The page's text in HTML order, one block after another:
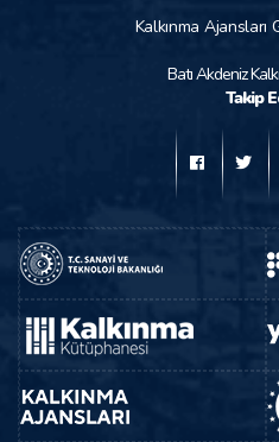
Kalkınma
Batı Akdeniz
Takip